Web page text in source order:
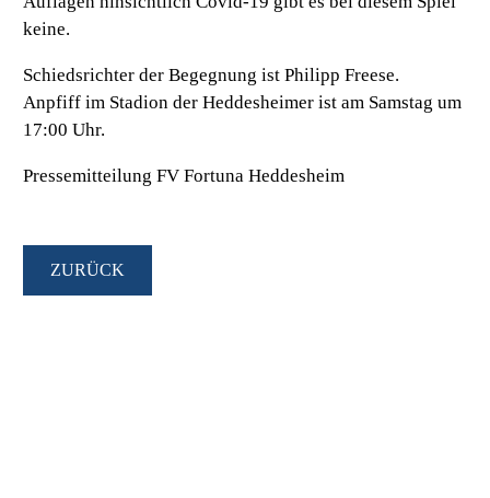
keine.
Schiedsrichter der Begegnung ist Philipp Freese.
Anpfiff im Stadion der Heddesheimer ist am Samstag um
17:00 Uhr.
Pressemitteilung FV Fortuna Heddesheim
ZURÜCK